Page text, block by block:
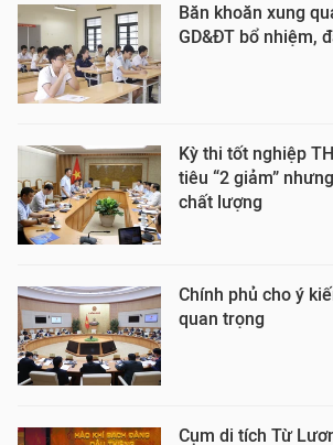
Băn khoăn xung
GD&ĐT bổ nhiệm,
Kỳ thi tốt nghiệp
tiêu “2 giảm”
chất lượng
Chính phủ cho ý
quan trọng
Cụm di tích Từ